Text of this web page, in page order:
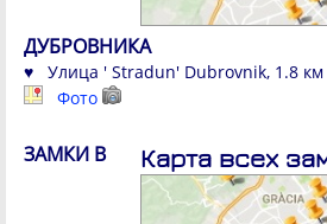
ДУБРОВНИКА
♥ Улица ' Stradun' Dubrovnik, 1.8 км
Фото
Карта всех
ЗАМКИ В